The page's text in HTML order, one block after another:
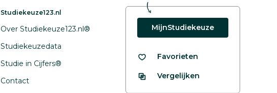
Studiekeuze123.nl
Over Studiekeuze123.nl®
Studiekeuzedata
Studie in Cijfers®
Contact
MijnStudiekeuze
Favorieten
Vergelijken